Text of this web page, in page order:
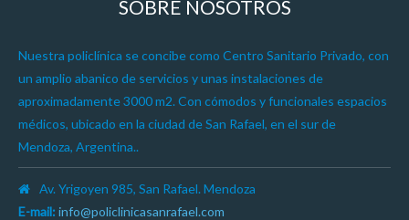
SOBRE NOSOTROS
Nuestra policlínica se concibe como Centro Sanitario Privado, con
un amplio abanico de servicios y unas instalaciones de
aproximadamente 3000 m2. Con cómodos y funcionales espacios
médicos, ubicado en la ciudad de San Rafael, en el sur de
Mendoza, Argentina..
Av. Yrigoyen 985, San Rafael. Mendoza
E-mail: info@policlinicasanrafael.com